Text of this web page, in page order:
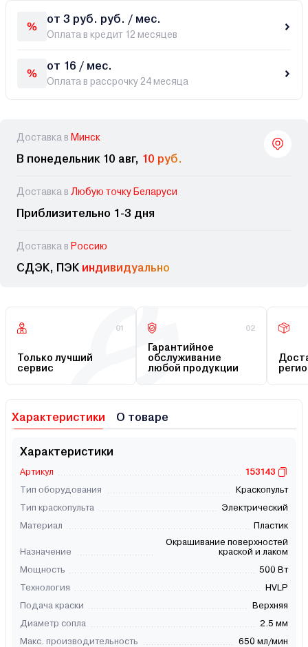
от 3 руб. руб. / мес.
Оплата в кредит 12 месяцев
от 16 / мес.
Оплата в рассрочку 24 месяца
Доставка в Минск
В понедельник 10 авг, 10 руб.
Доставка в Любую точку Беларуси
Приблизительно 1-3 дня
Доставка в Россию
СДЭК, ПЭК индивидуально
01
Только лучший
сервис
02
Гарантийное
обслуживание
любой продукции
Характеристики О товаре
Характеристики
Артикул
153143
Тип оборудования
Краскопульт
Тип краскопульта
Электрический
Материал
Пластик
Назначение
Окрашивание поверхностей
краской и лаком
Мощность
500 Вт
Технология
HVLP
Подача краски
Верхняя
Диаметр сопла
2.5 мм
Макс. производительность
650 мл/мин